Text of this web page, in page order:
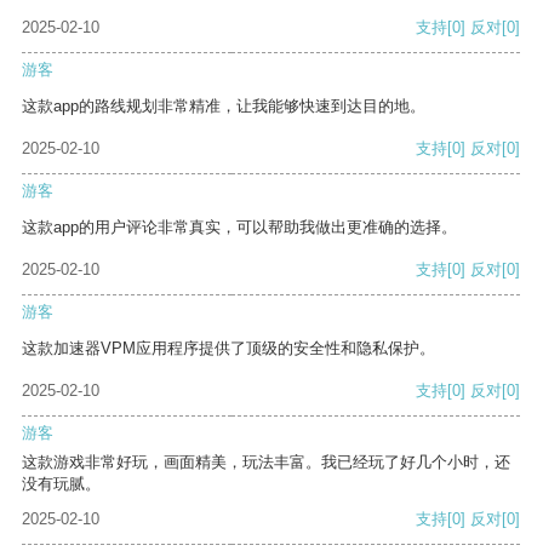
2025-02-10 支持[0] 反对[0]
游客
这款app的路线规划非常精准，让我能够快速到达目的地。
2025-02-10 支持[0] 反对[0]
游客
这款app的用户评论非常真实，可以帮助我做出更准确的选择。
2025-02-10 支持[0] 反对[0]
游客
这款加速器VPM应用程序提供了顶级的安全性和隐私保护。
2025-02-10 支持[0] 反对[0]
游客
这款游戏非常好玩，画面精美，玩法丰富。我已经玩了好几个小时，还
没有玩腻。
2025-02-10
支持[0] 反对[0]